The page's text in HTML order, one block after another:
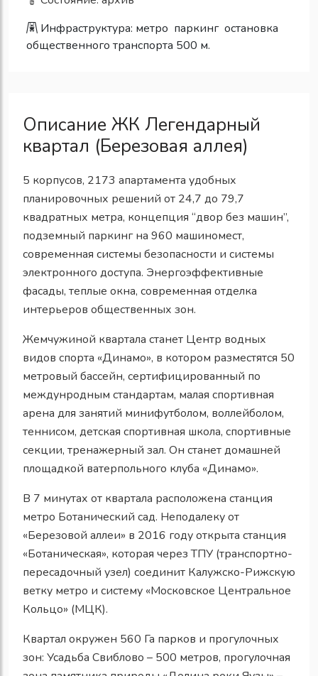
Инфраструктура: метро паркинг остановка
общественного транспорта 500 м.
Описание ЖК Легендарный
квартал (Березовая аллея)
5 корпусов, 2173 апартамента удобных
планировочных решений от 24,7 до 79,7
квадратных метра, концепция “двор без машин”,
подземный паркинг на 960 машиномест,
современная системы безопасности и системы
электронного доступа. Энергоэффективные
фасады, теплые окна, современная отделка
интерьеров общественных зон.
Жемчужиной квартала станет Центр водных
видов спорта «Динамо», в котором разместятся 50
метровый бассейн, сертифицированный по
междунродным стандартам, малая спортивная
арена для занятий минифутболом, воллейболом,
теннисом, детская спортивная школа, спортивные
секции, тренажерный зал. Он станет домашней
площадкой ватерпольного клуба «Динамо».
В 7 минутах от квартала расположена станция
метро Ботанический сад. Неподалеку от
«Березовой аллеи» в 2016 году открыта станция
«Ботаническая», которая через ТПУ (транспортно-
пересадочный узел) соединит Калужско-Рижскую
ветку метро и систему «Московское Центральное
Кольцо» (МЦК).
Квартал окружен 560 Га парков и прогулочных
зон: Усадьба Свиблово – 500 метров, прогулочная